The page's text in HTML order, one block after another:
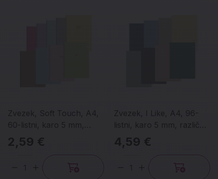
Zvezek, Soft Touch, A4,
60-listni, karo 5 mm,
zlatotisk, različni motivi
2,59 €
Količina
Zvezek, I Like, A4, 96-
listni, karo 5 mm, različne
barve
4,59 €
Količina